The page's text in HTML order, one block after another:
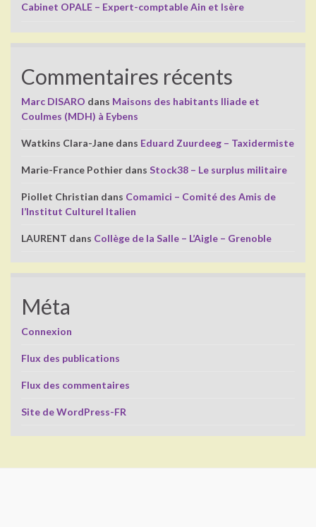
Cabinet OPALE – Expert-comptable Ain et Isère
Commentaires récents
Marc DISARO dans Maisons des habitants Iliade et
Coulmes (MDH) à Eybens
Watkins Clara-Jane dans Eduard Zuurdeeg – Taxidermiste
Marie-France Pothier dans Stock38 – Le surplus militaire
Piollet Christian dans Comamici – Comité des Amis de
l’Institut Culturel Italien
LAURENT dans Collège de la Salle – L’Aigle – Grenoble
Méta
Connexion
Flux des publications
Flux des commentaires
Site de WordPress-FR